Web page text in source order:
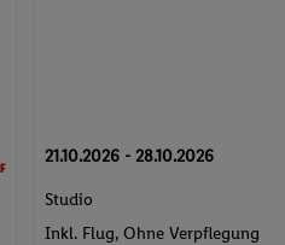
21.10.2026 - 28.10.2026
Studio
Inkl. Flug,Ohne Verpflegung